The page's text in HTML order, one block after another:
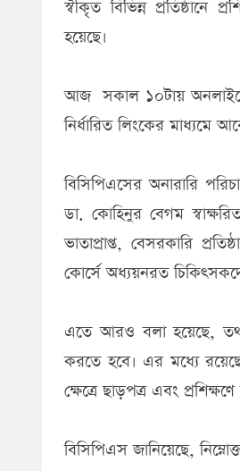
স্বীকৃত বিভিন্ন প্রতিষ্ঠানে
হয়েছে।
আজ সকাল ১০টায়
নির্ধারিত লিংকের মাধ্যমে
বিসিপিএসের অনারারি
ডা. কোহিনুর বেগম
ভাতাপ্রাপ্ত, বেসরকারি
কোর্সে অধ্যয়নরত
এতে আরও বলা হয়েছে, তথ্য
করতে হবে। এর মধ্যে
ক্ষেত্রে ছাড়পত্র এবং
বিসিপিএস জানিয়েছে,